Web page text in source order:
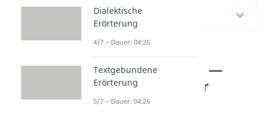
Inhaltsübersicht
Argumentation —
ausformulierter
Beispieltext
Dialektische
Erörterung
4/7 – Dauer: 04:26
Textgebundene
Erörterung
5/7 – Dauer: 04:26